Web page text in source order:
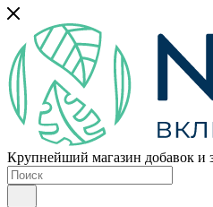
Крупнейший магазин добавок и